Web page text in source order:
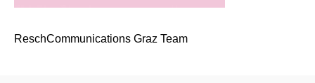
ReschCommunications Graz Team